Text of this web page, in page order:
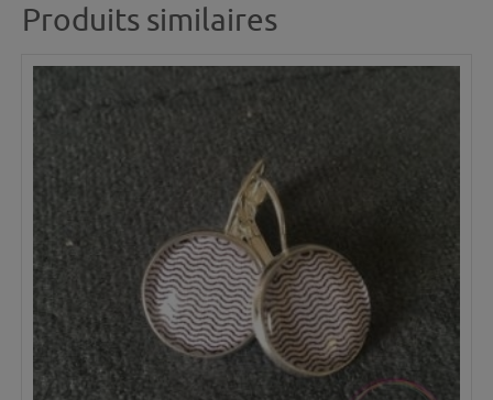
Produits similaires